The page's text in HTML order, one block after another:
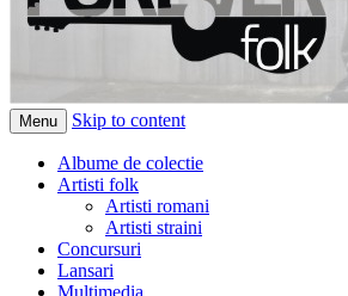
Menu Skip to content
Albume de colectie
Artisti folk
Artisti romani
Artisti straini
Concursuri
Lansari
Multimedia